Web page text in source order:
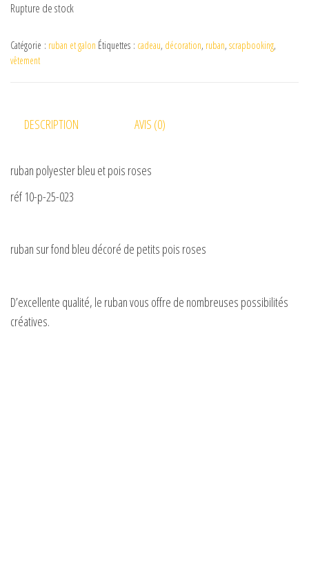
Rupture de stock
Catégorie : ruban et galon Étiquettes : cadeau, décoration, ruban, scrapbooking,
vêtement
DESCRIPTION AVIS (0)
ruban polyester bleu et pois roses
réf 10-p-25-023
ruban sur fond bleu décoré de petits pois roses
D’excellente qualité, le ruban vous offre de nombreuses possibilités
créatives.